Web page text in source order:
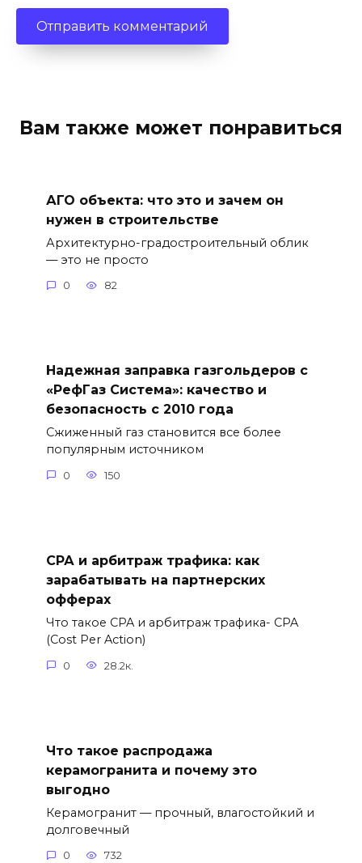
Вам также может понравиться
АГО объекта: что это и зачем он
нужен в строительстве
Архитектурно-градостроительный облик
— это не просто
0 82
Надежная заправка газгольдеров с
«РефГаз Система»: качество и
безопасность с 2010 года
Сжиженный газ становится все более
популярным источником
0 150
СРА и арбитраж трафика: как
зарабатывать на партнерских
офферах
Что такое CPA и арбитраж трафика- CPA
(Cost Per Action)
0 28.2к.
Что такое распродажа
керамогранита и почему это
выгодно
Керамогранит — прочный, влагостойкий и
долговечный
0 732